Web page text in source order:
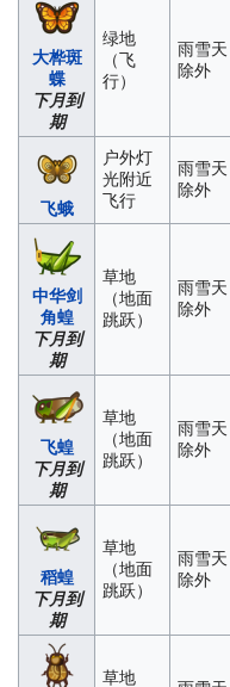
大桦斑
蝶
下月到
期
绿地
（飞
行）
雨雪天
除外
飞蛾
户外灯
光附近
飞行
雨雪天
除外
中华剑
角蝗
下月到
期
草地
（地面
跳跃）
雨雪天
除外
飞蝗
下月到
期
草地
（地面
跳跃）
雨雪天
除外
稻蝗
下月到
期
草地
（地面
跳跃）
雨雪天
除外
草地